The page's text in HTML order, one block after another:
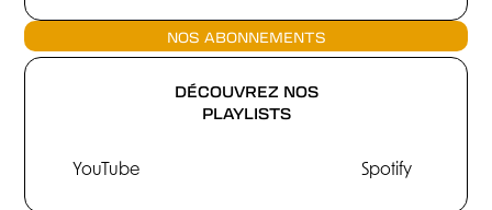
NOS ABONNEMENTS
DÉCOUVREZ NOS
PLAYLISTS
YouTube Spotify